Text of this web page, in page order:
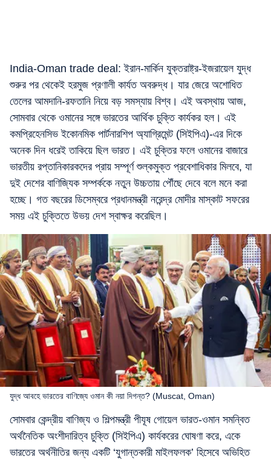
India-Oman trade deal: ইরান-মার্কিন যুক্তরাষ্ট্র-ইজরায়েল যুদ্ধ
শুরুর পর থেকেই হরমুজ প্রণালী কার্যত অবরুদ্ধ। যার জেরে অশোধিত
তেলের আমদানি-রফতানি নিয়ে বড় সমস্যায় বিশ্ব। এই অবস্থায় আজ,
সোমবার থেকে ওমানের সঙ্গে ভারতের আর্থিক চুক্তি কার্যকর হল। এই
কমপ্রিহেনসিভ ইকোনমিক পার্টনারশিপ অ্যাগ্রিমেন্ট (সিইপিএ)-এর দিকে
অনেক দিন ধরেই তাকিয়ে ছিল ভারত। এই চুক্তির ফলে ওমানের বাজারে
ভারতীয় রপ্তানিকারকদের প্রায় সম্পূর্ণ শুল্কমুক্ত প্রবেশাধিকার মিলবে, যা
দুই দেশের বাণিজ্যিক সম্পর্ককে নতুন উচ্চতায় পৌঁছে দেবে বলে মনে করা
হচ্ছে। গত বছরের ডিসেম্বরে প্রধানমন্ত্রী নরেন্দ্র মোদীর মাস্কাট সফরের
সময় এই চুক্তিতে উভয় দেশ স্বাক্ষর করেছিল।
যুদ্ধ আবহে ভারতের বাণিজ্যে ওমান কী নয়া দিগন্ত? (Muscat, Oman)
সোমবার কেন্দ্রীয় বাণিজ্য ও শিল্পমন্ত্রী পীযূষ গোয়েল ভারত-ওমান সমন্বিত
অর্থনৈতিক অংশীদারিত্ব চুক্তি (সিইপিএ) কার্যকরের ঘোষণা করে, একে
ভারতের অর্থনীতির জন্য একটি ‘যুগান্তকারী মাইলফলক’ হিসেবে অভিহিত